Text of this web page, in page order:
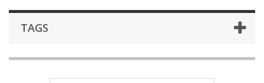
TAGS